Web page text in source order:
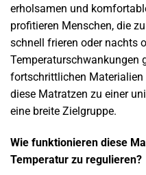
erholsamen und
profitieren Menschen, die
schnell frieren oder nachts
Temperaturschwankungen
fortschrittlichen
diese Matratzen zu einer
eine breite Zielgruppe.
Wie funktionieren diese
Temperatur zu regulieren?